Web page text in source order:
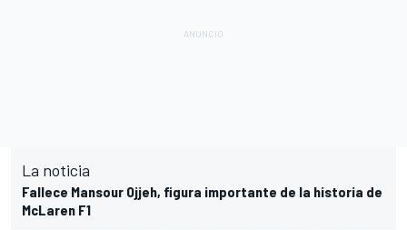
La noticia
Fallece Mansour Ojjeh, figura importante de la historia de
McLaren F1